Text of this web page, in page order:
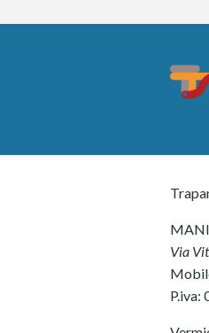
Via
P.iva: